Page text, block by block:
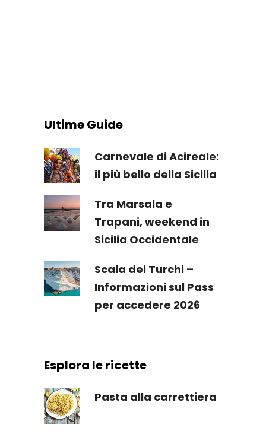
Ultime Guide
Carnevale di Acireale:
il più bello della Sicilia
Tra Marsala e
Trapani, weekend in
Sicilia Occidentale
Scala dei Turchi –
Informazioni sul Pass
per accedere 2026
Esplora le ricette
Pasta alla carrettiera